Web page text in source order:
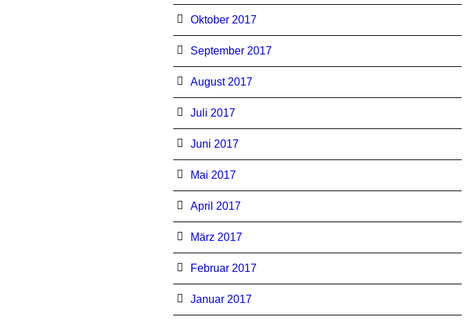
Oktober 2017
September 2017
August 2017
Juli 2017
Juni 2017
Mai 2017
April 2017
März 2017
Februar 2017
Januar 2017